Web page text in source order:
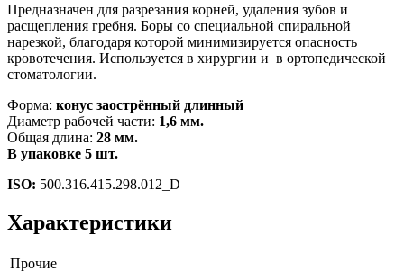
Предназначен для разрезания корней, удаления зубов и
расщепления гребня. Боры со специальной спиральной
нарезкой, благодаря которой минимизируется опасность
кровотечения. Используется в хирургии и в ортопедической
стоматологии.
Форма: конус заострённый длинный
Диаметр рабочей части: 1,6 мм.
Общая длина: 28 мм.
В упаковке 5 шт.
ISO: 500.316.415.298.012_D
Характеристики
Прочие